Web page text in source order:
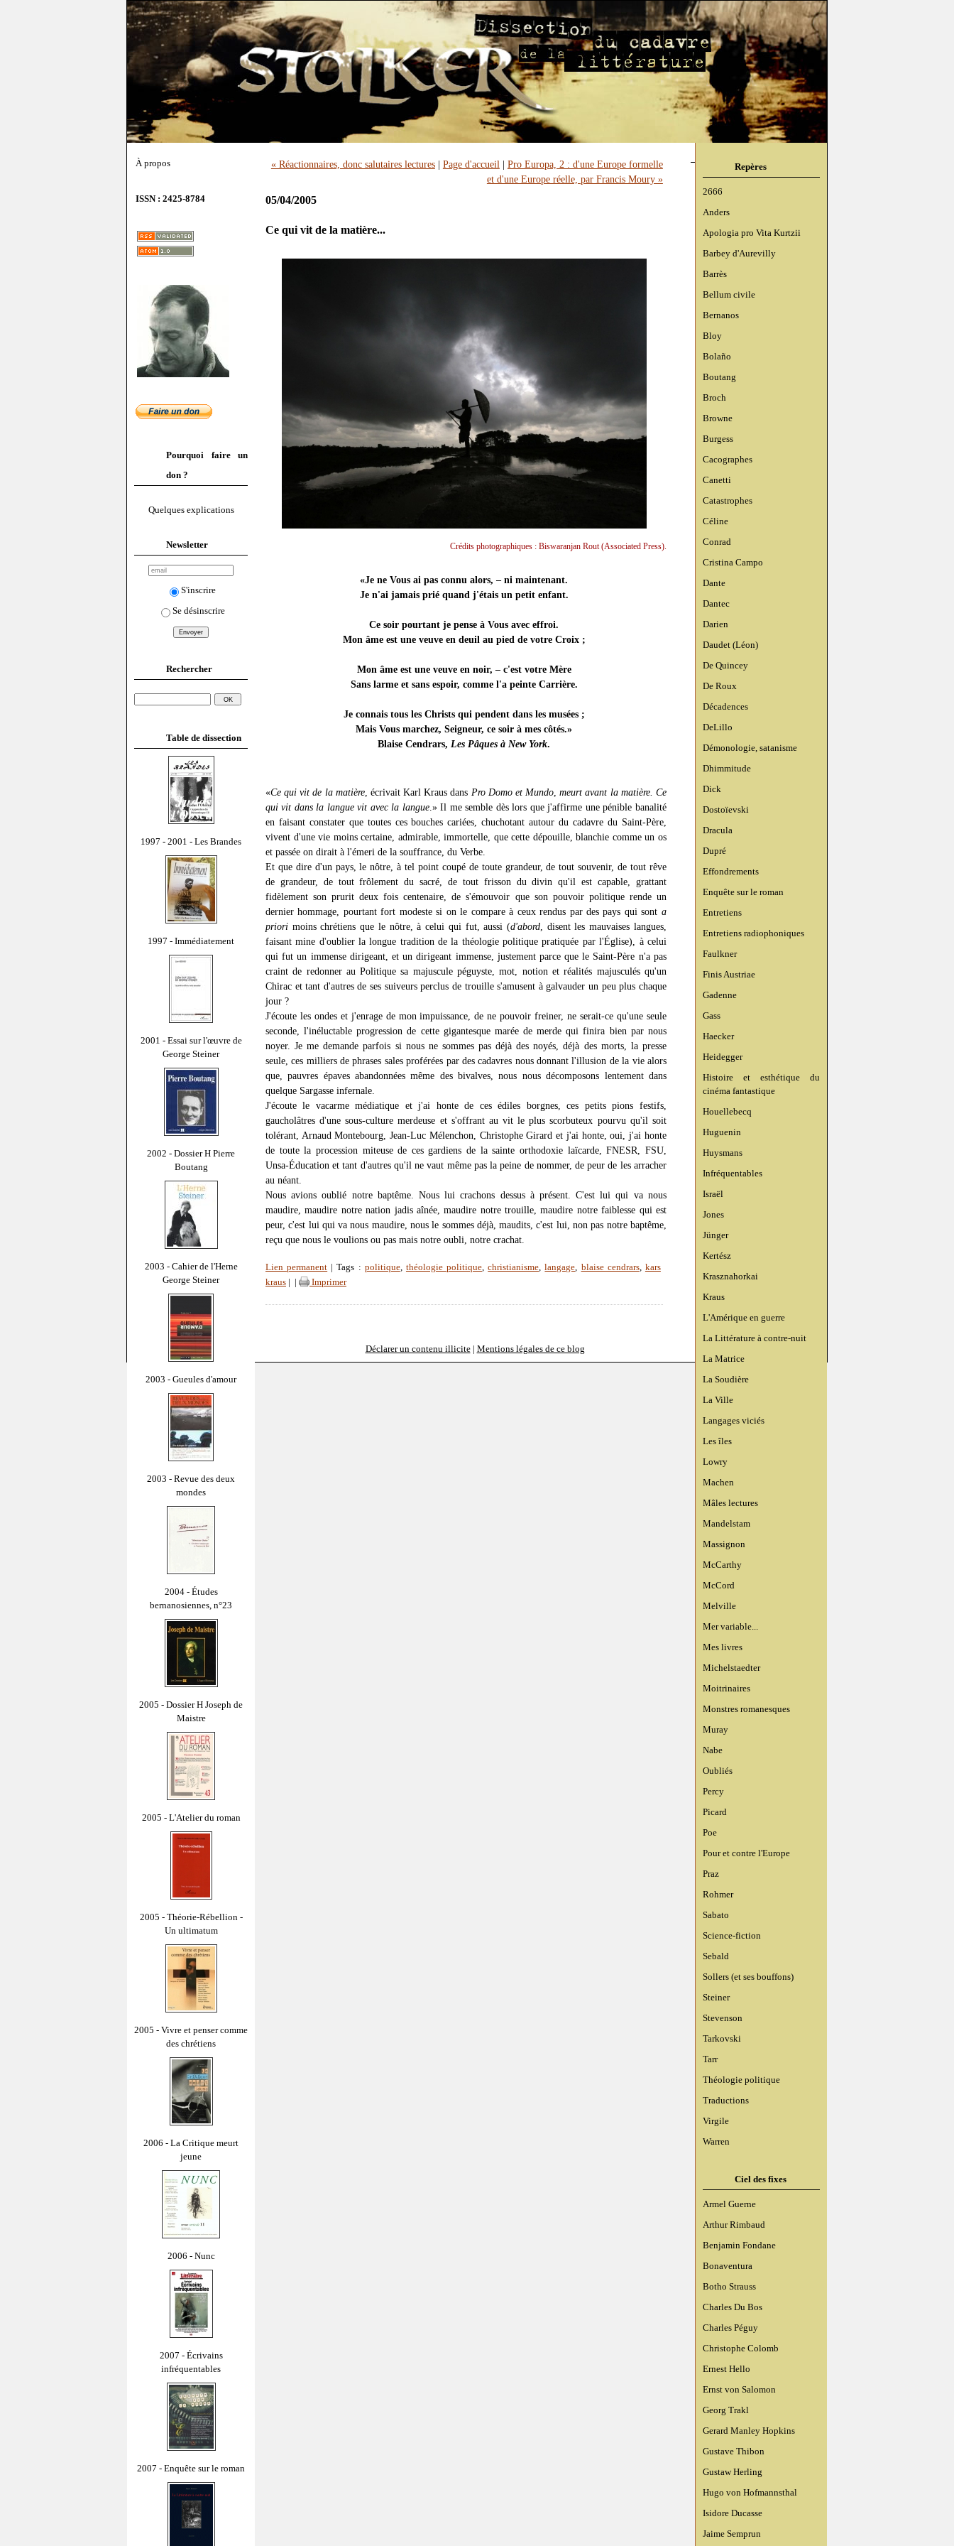
À propos
ISSN : 2425-8784
Pourquoi faire un
don ?
Quelques explications
Newsletter
S'inscrire
Se désinscrire
Rechercher
Table de dissection
1997 - 2001 - Les Brandes
1997 - Immédiatement
2001 - Essai sur l'œuvre de
George Steiner
2002 - Dossier H Pierre
Boutang
2003 - Cahier de l'Herne
George Steiner
2003 - Gueules d'amour
2003 - Revue des deux
mondes
2004 - Études
bernanosiennes, n°23
2005 - Dossier H Joseph de
Maistre
2005 - L'Atelier du roman
2005 - Théorie-Rébellion -
Un ultimatum
2005 - Vivre et penser comme
des chrétiens
2006 - La Critique meurt
jeune
2006 - Nunc
2007 - Écrivains
infréquentables
2007 - Enquête sur le roman
Repères
2666
Anders
Apologia pro Vita Kurtzii
Barbey d'Aurevilly
Barrès
Bellum civile
Bernanos
Bloy
Bolaño
Boutang
Broch
Browne
Burgess
Cacographes
Canetti
Catastrophes
Céline
Conrad
Cristina Campo
Dante
Dantec
Darien
Daudet (Léon)
De Quincey
De Roux
Décadences
DeLillo
Démonologie, satanisme
Dhimmitude
Dick
Dostoïevski
Dracula
Dupré
Effondrements
Enquête sur le roman
Entretiens
Entretiens radiophoniques
Faulkner
Finis Austriae
Gadenne
Gass
Haecker
Heidegger
Histoire et esthétique du
cinéma fantastique
Houellebecq
Huguenin
Huysmans
Infréquentables
Israël
Jones
Jünger
Kertész
Krasznahorkai
Kraus
L'Amérique en guerre
La Littérature à contre-nuit
La Matrice
La Soudière
La Ville
Langages viciés
Les îles
Lowry
Machen
Mâles lectures
Mandelstam
Massignon
McCarthy
McCord
Melville
Mer variable...
Mes livres
Michelstaedter
Moitrinaires
Monstres romanesques
Muray
Nabe
Oubliés
Percy
Picard
Poe
Pour et contre l'Europe
Praz
Rohmer
Sabato
Science-fiction
Sebald
Sollers (et ses bouffons)
Steiner
Stevenson
Tarkovski
Tarr
Théologie politique
Traductions
Virgile
Warren
Ciel des fixes
Armel Guerne
Arthur Rimbaud
Benjamin Fondane
Bonaventura
Botho Strauss
Charles Du Bos
Charles Péguy
Christophe Colomb
Ernest Hello
Ernst von Salomon
Georg Trakl
Gerard Manley Hopkins
Gustave Thibon
Gustaw Herling
Hugo von Hofmannsthal
Isidore Ducasse
Jaime Semprun
« Réactionnaires, donc salutaires lectures| Page d'accueil | Pro Europa, 2 : d'une Europe formelle
et d'une Europe réelle, par Francis Moury »
05/04/2005
Ce qui vit de la matière...
Crédits photographiques : Biswaranjan Rout (Associated Press).
«Je ne Vous ai pas connu alors, – ni maintenant.
Je n'ai jamais prié quand j'étais un petit enfant.
Ce soir pourtant je pense à Vous avec effroi.
Mon âme est une veuve en deuil au pied de votre Croix ;
Mon âme est une veuve en noir, – c'est votre Mère
Sans larme et sans espoir, comme l'a peinte Carrière.
Je connais tous les Christs qui pendent dans les musées ;
Mais Vous marchez, Seigneur, ce soir à mes côtés.»
Blaise Cendrars, Les Pâques à New York.
«Ce qui vit de la matière, écrivait Karl Kraus dans Pro Domo et Mundo ,meurt avant la matière. Ce
qui vit dans la langue vit avec la langue.» Il me semble dès lors que j'affirme une pénible banalité
en faisant constater que toutes ces bouches cariées, chuchotant autour du cadavre du Saint-Père,
vivent d'une vie moins certaine, admirable, immortelle, que cette dépouille, blanchie comme un os
et passée on dirait à l'émeri de la souffrance, du Verbe.
Et que dire d'un pays, le nôtre, à tel point coupé de toute grandeur, de tout souvenir, de tout rêve
de grandeur, de tout frôlement du sacré, de tout frisson du divin qu'il est capable, grattant
fidèlement son prurit deux fois centenaire, de s'émouvoir que son pouvoir politique rende un
dernier hommage, pourtant fort modeste si on le compare à ceux rendus par des pays qui sont a
priori moins chrétiens que le nôtre, à celui qui fut, aussi (d'abord, disent les mauvaises langues,
faisant mine d'oublier la longue tradition de la théologie politique pratiquée par l'Église), à celui
qui fut un immense dirigeant, et un dirigeant immense, justement parce que le Saint-Père n'a pas
craint de redonner au Politique sa majuscule péguyste, mot, notion et réalités majusculés qu'un
Chirac et tant d'autres de ses suiveurs perclus de trouille s'amusent à galvauder un peu plus chaque
jour ?
J'écoute les ondes et j'enrage de mon impuissance, de ne pouvoir freiner, ne serait-ce qu'une seule
seconde, l'inéluctable progression de cette gigantesque marée de merde qui finira bien par nous
noyer. Je me demande parfois si nous ne sommes pas déjà des noyés, déjà des morts, la presse
seule, ces milliers de phrases sales proférées par des cadavres nous donnant l'illusion de la vie alors
que, pauvres épaves abandonnées même des bivalves, nous nous décomposons lentement dans
quelque Sargasse infernale.
J'écoute le vacarme médiatique et j'ai honte de ces édiles borgnes, ces petits pions festifs,
gaucholâtres d'une sous-culture merdeuse et s'offrant au vit le plus scorbuteux pourvu qu'il soit
tolérant, Arnaud Montebourg, Jean-Luc Mélenchon, Christophe Girard et j'ai honte, oui, j'ai honte
de toute la procession miteuse de ces gardiens de la sainte orthodoxie laïcarde, FNESR, FSU,
Unsa-Éducation et tant d'autres qu'il ne vaut même pas la peine de nommer, de peur de les arracher
au néant.
Nous avions oublié notre baptême. Nous lui crachons dessus à présent. C'est lui qui va nous
maudire, maudire notre nation jadis aînée, maudire notre trouille, maudire notre faiblesse qui est
peur, c'est lui qui va nous maudire, nous le sommes déjà, maudits, c'est lui, non pas notre baptême,
reçu que nous le voulions ou pas mais notre oubli, notre crachat.
Lien permanent | Tags : politique, théologie politique,christianisme,langage, blaise cendrars, kars
kraus
Imprimer
Déclarer un contenu illicite| Mentions légales de ce blog